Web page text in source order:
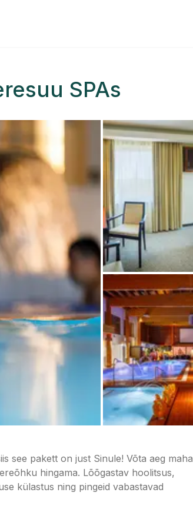
SPAs
see pakett on just Sinule! Võta aeg maha
hingama. Lõõgastav hoolitsus,
külastus ning pingeid vabastavad